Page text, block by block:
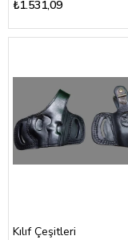
₺1.531,09
Kılıf Çeşitleri